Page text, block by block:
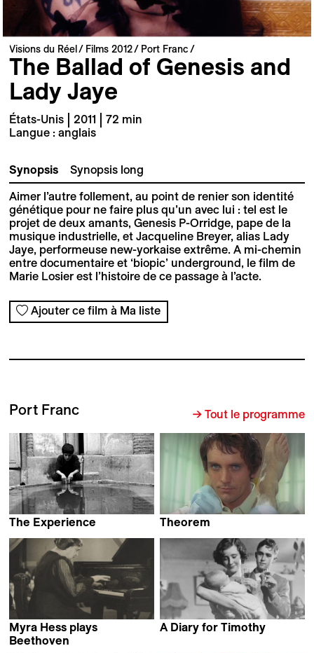
Visions du Réel Films 2012 Port Franc
The Ballad of Genesis and
Lady Jaye
États-Unis | 2011 | 72 min
Langue : anglais
Synopsis Synopsis long
Aimer l’autre follement, au point de renier son identité
génétique pour ne faire plus qu’un avec lui : tel est le
projet de deux amants, Genesis P-Orridge, pape de la
musique industrielle, et Jacqueline Breyer, alias Lady
Jaye, performeuse new-yorkaise extrême. A mi-chemin
entre documentaire et ‘biopic’ underground, le film de
Marie Losier est l’histoire de ce passage à l’acte.
Ajouter ce film à Ma liste
Port Franc → Tout le programme
The Experience
Theorem
Myra Hess plays
Beethoven
A Diary for Timothy